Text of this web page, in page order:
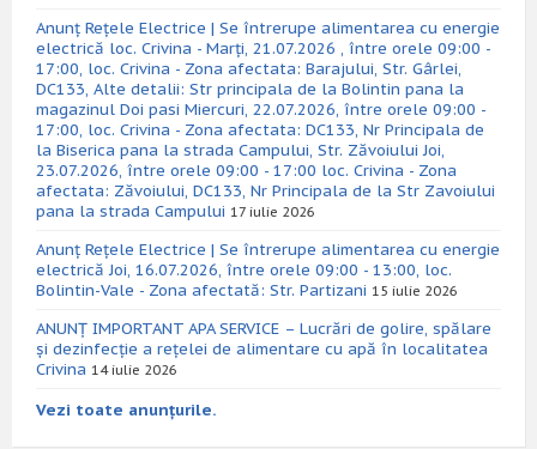
Anunț Rețele Electrice | Se întrerupe alimentarea cu energie
electrică loc. Crivina - Marți, 21.07.2026 , între orele 09:00 -
17:00, loc. Crivina - Zona afectata: Barajului, Str. Gârlei,
DC133, Alte detalii: Str principala de la Bolintin pana la
magazinul Doi pasi Miercuri, 22.07.2026, între orele 09:00 -
17:00, loc. Crivina - Zona afectata: DC133, Nr Principala de
la Biserica pana la strada Campului, Str. Zăvoiului Joi,
23.07.2026, între orele 09:00 - 17:00 loc. Crivina - Zona
afectata: Zăvoiului, DC133, Nr Principala de la Str Zavoiului
pana la strada Campului 17 iulie 2026
Anunț Rețele Electrice | Se întrerupe alimentarea cu energie
electrică Joi, 16.07.2026, între orele 09:00 - 13:00, loc.
Bolintin-Vale - Zona afectată: Str. Partizani 15 iulie 2026
ANUNȚ IMPORTANT APA SERVICE – Lucrări de golire, spălare
și dezinfecție a rețelei de alimentare cu apă în localitatea
Crivina 14 iulie 2026
Vezi toate anunțurile.